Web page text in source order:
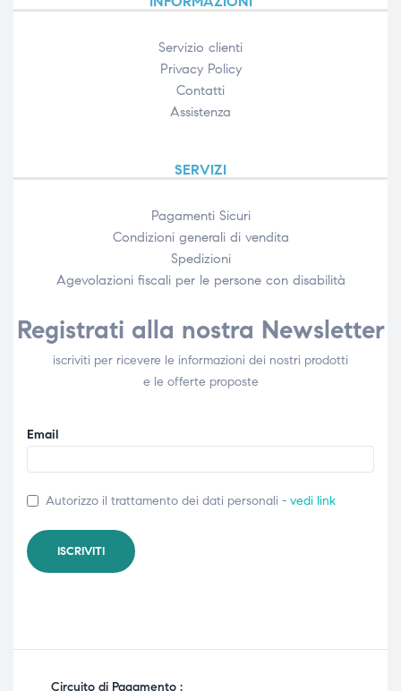
Servizio clienti
Privacy Policy
Contatti
Assistenza
SERVIZI
Pagamenti Sicuri
Condizioni generali di vendita
Spedizioni
Agevolazioni fiscali per le persone con disabilità​
Registrati alla nostra Newsletter
iscriviti per ricevere le informazioni dei nostri prodotti
e le offerte proposte
Email
Autorizzo il trattamento dei dati personali - vedi link
Circuito di Pagamento :